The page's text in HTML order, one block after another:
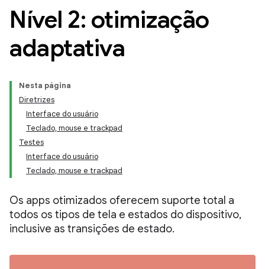
Nível 2: otimização
adaptativa
Nesta página
Diretrizes
Interface do usuário
Teclado, mouse e trackpad
Testes
Interface do usuário
Teclado, mouse e trackpad
Os apps otimizados oferecem suporte total a
todos os tipos de tela e estados do dispositivo,
inclusive as transições de estado.